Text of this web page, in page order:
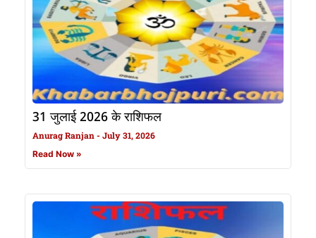
31 जुलाई 2026 के राशिफल
Anurag Ranjan July 31, 2026
Read Now »